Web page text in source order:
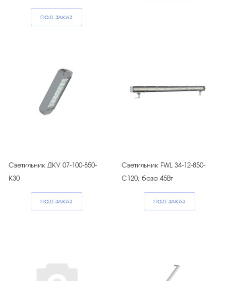
ПОД ЗАКАЗ
Светильник ДКУ 07-100-850-
K30
ПОД ЗАКАЗ
Светильник FWL 34-12-850-
C120; база 45Вт
ПОД ЗАКАЗ